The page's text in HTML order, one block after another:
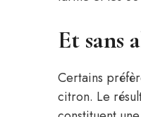
Et sans
Certains
citron. Le